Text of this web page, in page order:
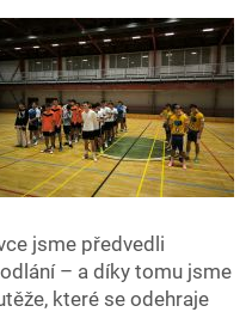
jsme předvedli
– a díky tomu jsme
které se odehraje